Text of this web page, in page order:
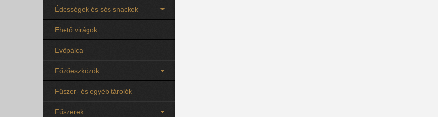
Édességek és sós snackek
Ehető virágok
Evőpálca
Főzőeszközök
Fűszer- és egyéb tárolók
Fűszerek